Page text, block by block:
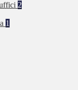
2
1